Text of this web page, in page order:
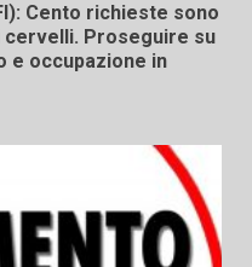
Cento richieste sono
Proseguire su
e occupazione in